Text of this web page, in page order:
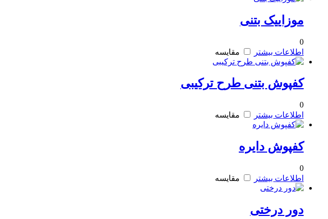
موزاییک بتنی
0
اطلاعات بیشتر
مقایسه
کفپوش بتنی طرح ترکیبی
0
اطلاعات بیشتر
مقایسه
کفپوش دایره
0
اطلاعات بیشتر
مقایسه
دور درختی